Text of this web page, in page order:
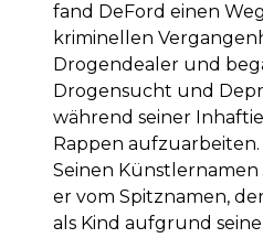
fand DeFord einen
kriminellen
Drogendealer und
Drogensucht und
während seiner
Rappen aufzuarbeiten.
Seinen
er vom Spitznamen,
als Kind aufgrund